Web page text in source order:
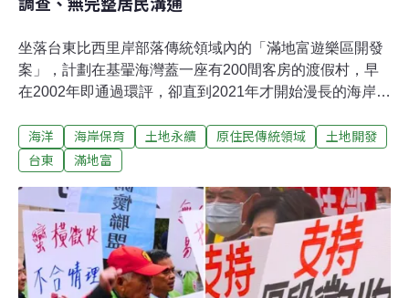
坐落台東比西里岸部落傳統領域內的「滿地富遊樂區開發
案」，計劃在基翬海灣蓋一座有200間客房的渡假村，早
在2002年即通過環評，卻直到2021年才開始漫長的海岸管
關海岸管理審議會，會議仍無結論，當地部落青年與環團
認為，開發商6年來一審再審，始終缺乏居民溝通與完整
家公園署依規駁回逾期補件，不予開發許可。開發將影響
一級保育類珊瑚棲地 業者仍無保育對策滿地富遊樂區開發
案（下稱滿地富）選址落在台東縣成功鎮比西里岸部落
（Pisirian）的傳統領域，計畫於基翬海灣開發10.5公頃、
興建200間客房的渡假村。內政部海岸管理審議會7月24日
海洋 海岸保育 土地永續 原住民傳統領域
土地開發
台東
滿地富